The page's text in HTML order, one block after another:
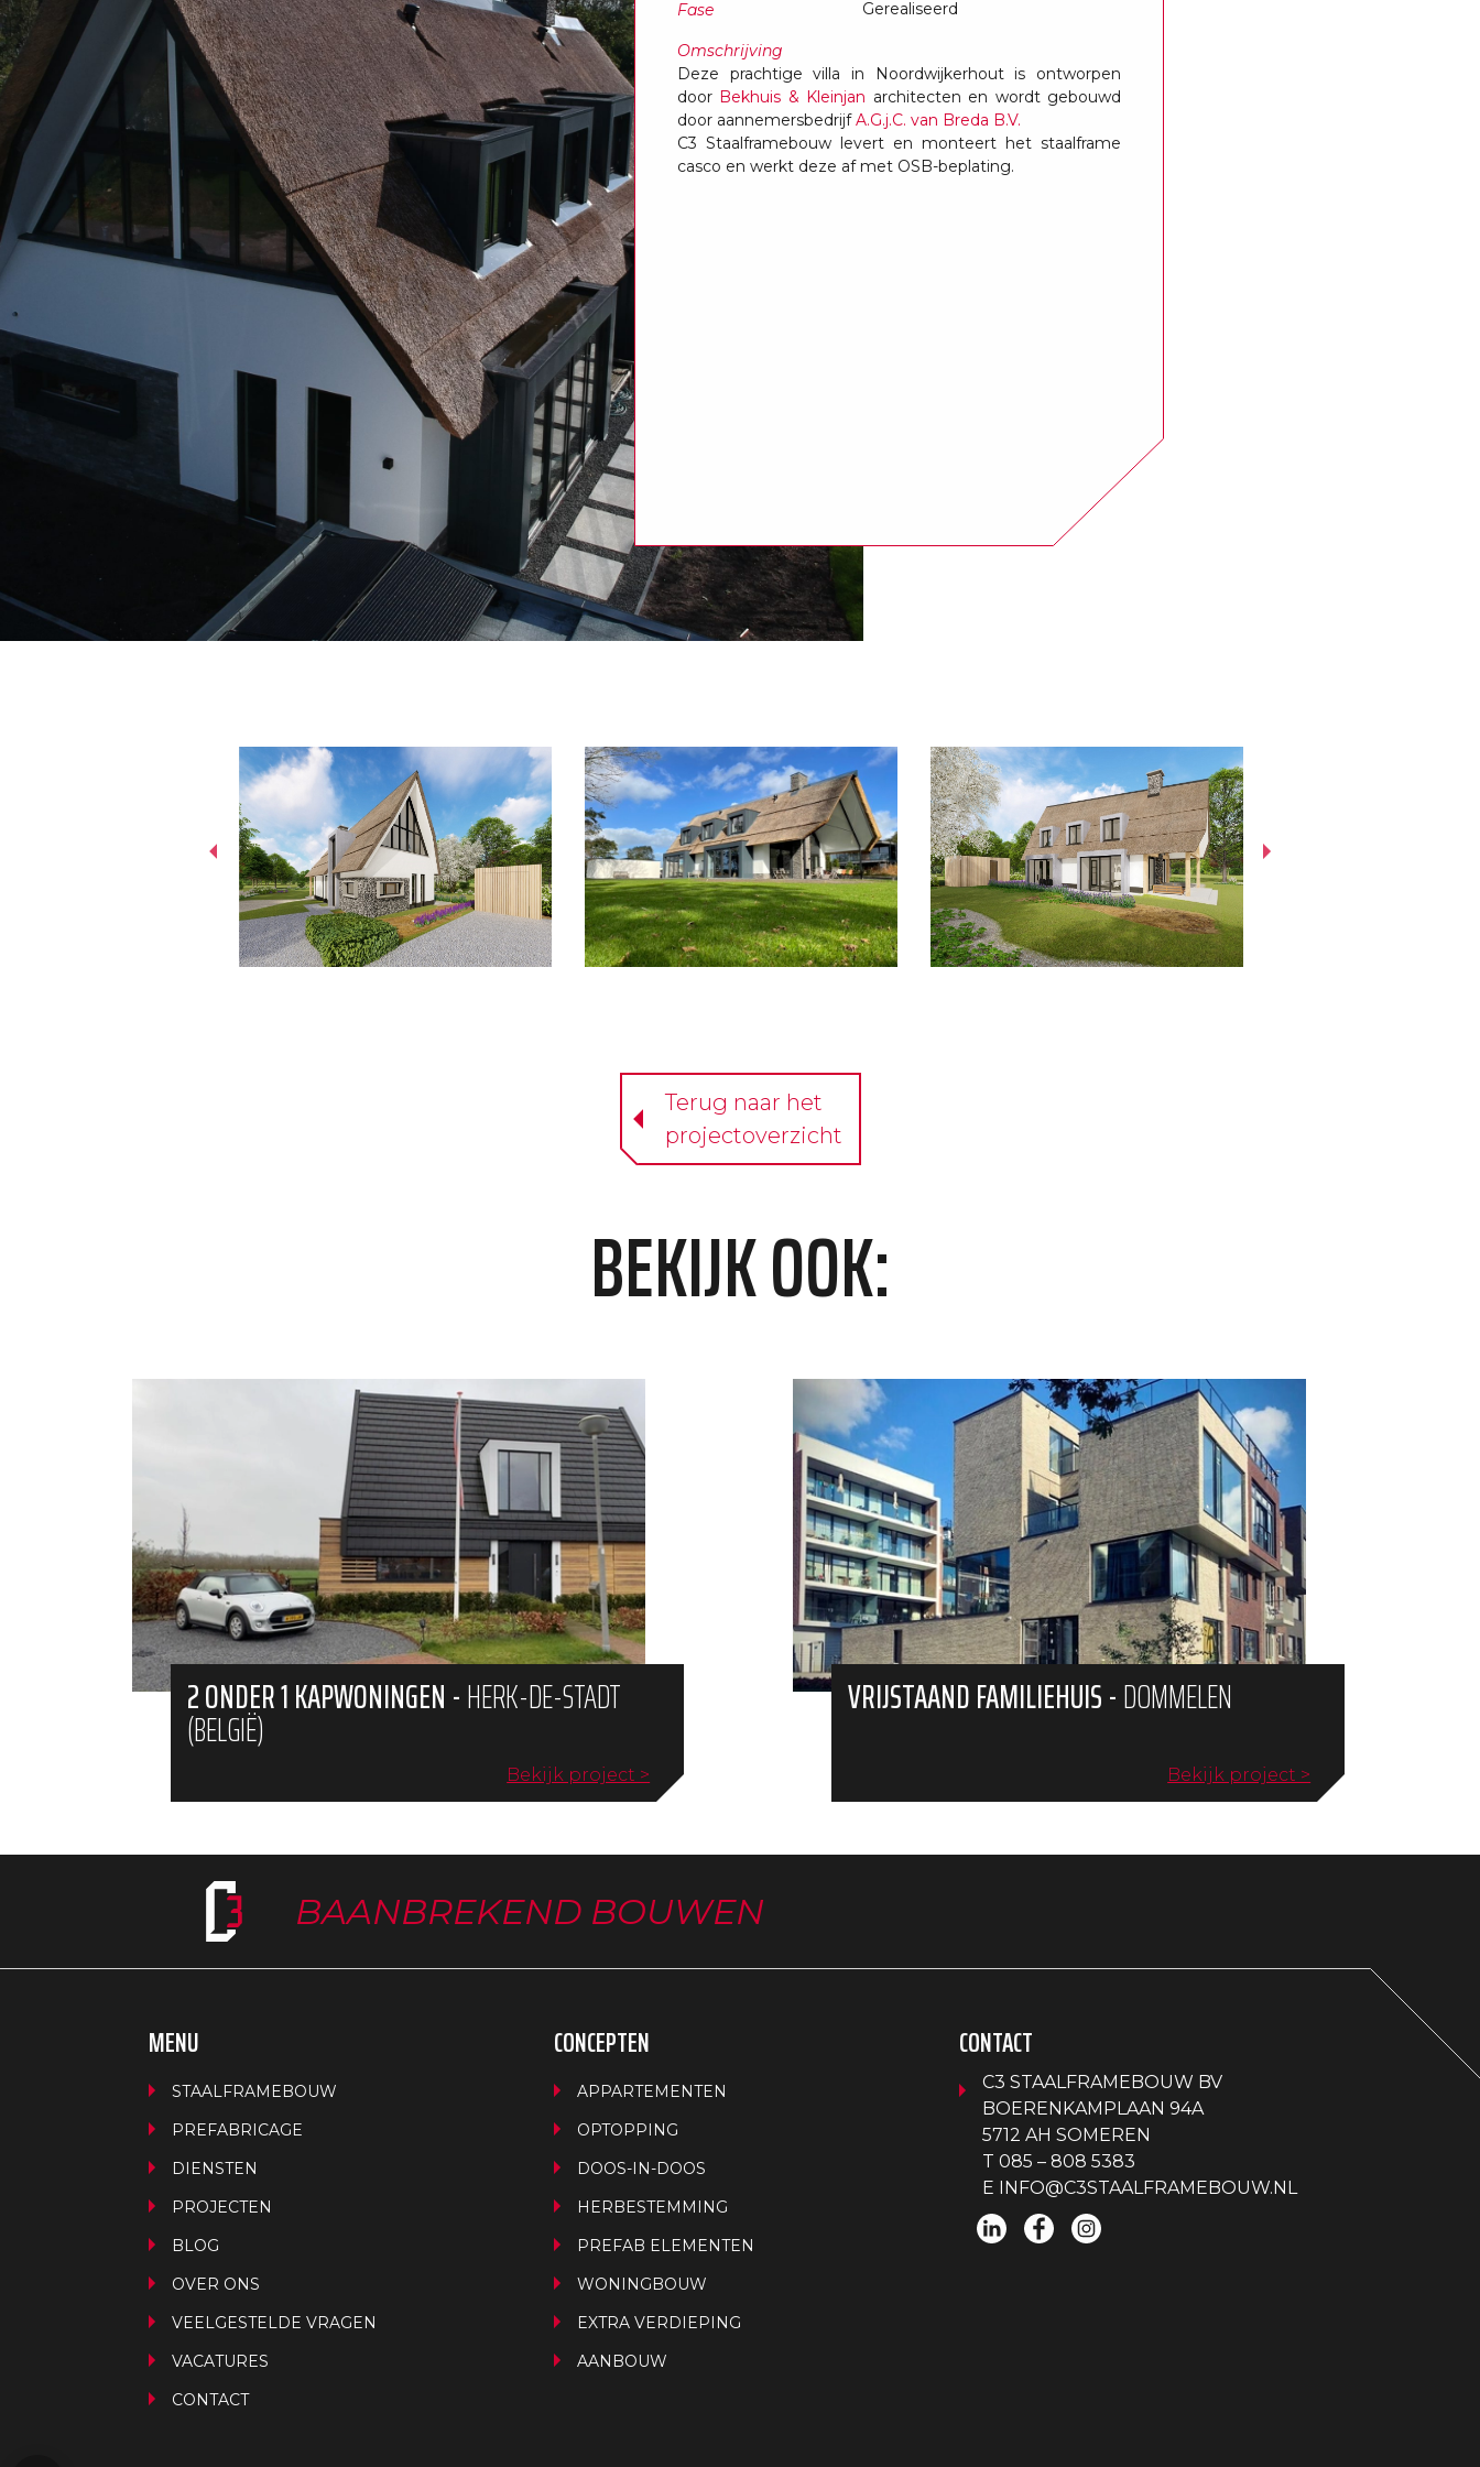
Fase
Gerealiseerd
Omschrijving
Deze prachtige villa in Noordwijkerhout is ontworpen
door Bekhuis & Kleinjan architecten en wordt gebouwd
door aannemersbedrijfA.G.j.C. van Breda B.V.
C3 Staalframebouw levert en monteert het staalframe
casco en werkt deze af met OSB-beplating.
Terug naar het
projectoverzicht
BEKIJK OOK:
2 ONDER 1 KAPWONINGEN-HERK-DE-STADT
(BELGIË)
Bekijk project >
VRIJSTAAND FAMILIEHUIS-DOMMELEN
Bekijk project >
BAANBREKEND BOUWEN
MENU
STAALFRAMEBOUW
PREFABRICAGE
DIENSTEN
PROJECTEN
BLOG
OVER ONS
VEELGESTELDE VRAGEN
VACATURES
CONTACT
CONCEPTEN
APPARTEMENTEN
OPTOPPING
DOOS-IN-DOOS
HERBESTEMMING
PREFAB ELEMENTEN
WONINGBOUW
EXTRA VERDIEPING
AANBOUW
CONTACT
C3 STAALFRAMEBOUW BV
BOERENKAMPLAAN 94A
5712 AH SOMEREN
T 085 – 808 5383
E INFO@C3STAALFRAMEBOUW.NL